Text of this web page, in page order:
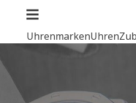
UhrenmarkenUhren